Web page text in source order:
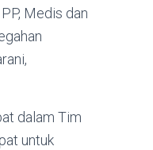
Medis dan
dalam Tim
untuk